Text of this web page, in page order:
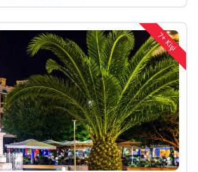
7+ Kişi